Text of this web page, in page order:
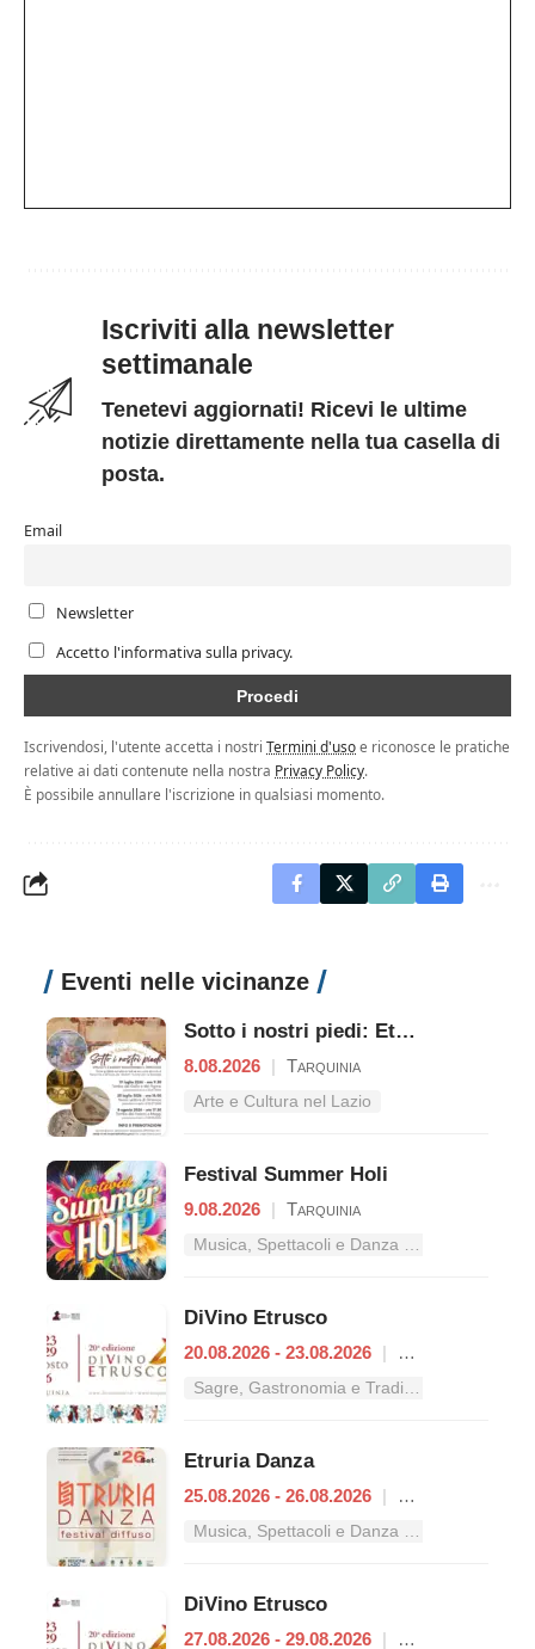
Iscriviti alla newsletter
settimanale
Tenetevi aggiornati! Ricevi le ultime
notizie direttamente nella tua casella di
posta.
Email
Newsletter
Accetto l'informativa sulla privacy.
Iscrivendosi, l'utente accetta i nostri Termini d'usoe riconosce le pratiche
relative ai dati contenute nella nostra Privacy Policy.
È possibile annullare l'iscrizione in qualsiasi momento.
Eventi nelle vicinanze
Sotto i nostri piedi: Etruschi e Romani raccontano il territori
8.08.2026 | Tarquinia
Arte e Cultura nel Lazio
Festival Summer Holi
9.08.2026 | Tarquinia
Musica, Spettacoli e Danza nel Lazio
DiVino Etrusco
20.08.2026 - 23.08.2026 |
Sagre, Gastronomia e Tradizioni nel Lazio
Etruria Danza
25.08.2026 - 26.08.2026 |
Musica, Spettacoli e Danza nel Lazio
DiVino Etrusco
27.08.2026 - 29.08.2026 |